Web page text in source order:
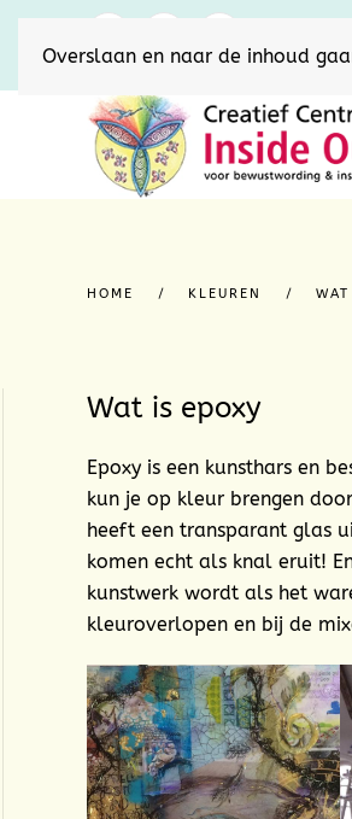
Overslaan en naar de inhoud
U kunt uw bestelling plaatsen en
HOME KLEUREN
Wat is epoxy
Epoxy is een kunsthars en
kun je op kleur brengen
heeft een transparant glas
komen echt als knal eruit!
kunstwerk wordt als het
kleuroverlopen en bij de